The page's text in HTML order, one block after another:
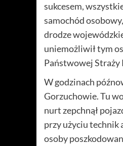
sukcesem,
samochód
drodze
uniemożliwił tym
Państwowej Straży
W godzinach
Gorzuchowie. Tu
nurt zepchnął
przy użyciu technik
osoby